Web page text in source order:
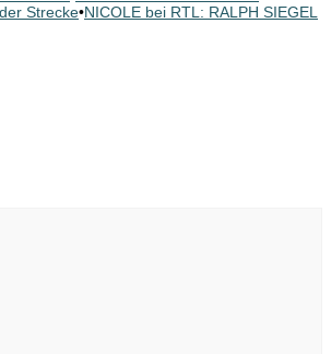
Strecke•NICOLE bei RTL: RALPH SIEGEL